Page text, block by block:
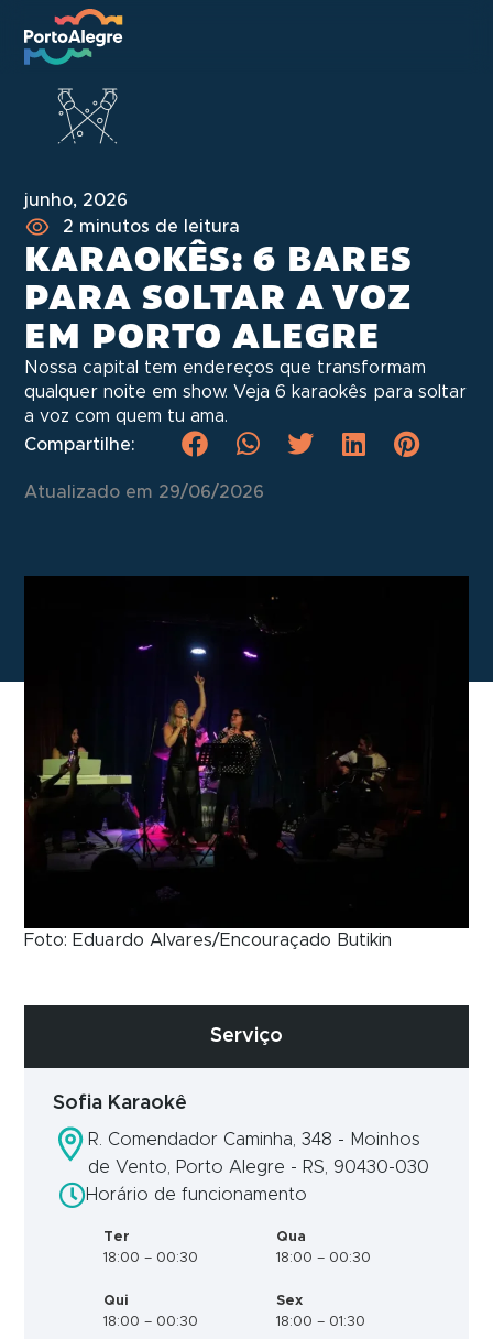
junho, 2026
2 minutos de leitura
KARAOKÊS: 6 BARES
PARA SOLTAR A VOZ
EM PORTO ALEGRE
Nossa capital tem endereços que transformam
qualquer noite em show. Veja 6 karaokês para soltar
a voz com quem tu ama.
Compartilhe:
Atualizado em 29/06/2026
Foto: Eduardo Alvares/Encouraçado Butikin
Serviço
Sofia Karaokê
R. Comendador Caminha, 348 - Moinhos
de Vento, Porto Alegre - RS, 90430-030
Horário de funcionamento
Ter
18:00 – 00:30
Qua
18:00 – 00:30
Qui
18:00 – 00:30
Sex
18:00 – 01:30